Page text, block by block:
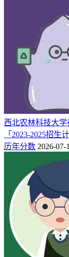
2026山西高考分
2025年台州学院
西北农林科技大
「2023-2025招生
历年分数 2026-07-